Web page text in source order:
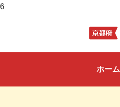
6
ホーム